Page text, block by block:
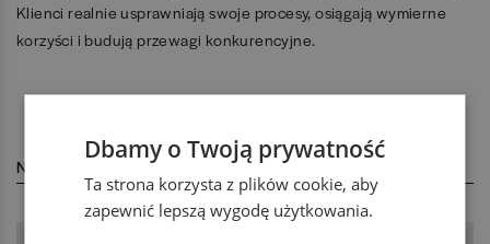
Klienci realnie usprawniają swoje procesy, osiągają wymierne
korzyści i budują przewagi konkurencyjne.
NASZA LOKALIZACJA
Dbamy o Twoją prywatność
Ta strona korzysta z plików cookie, aby
zapewnić lepszą wygodę użytkowania.